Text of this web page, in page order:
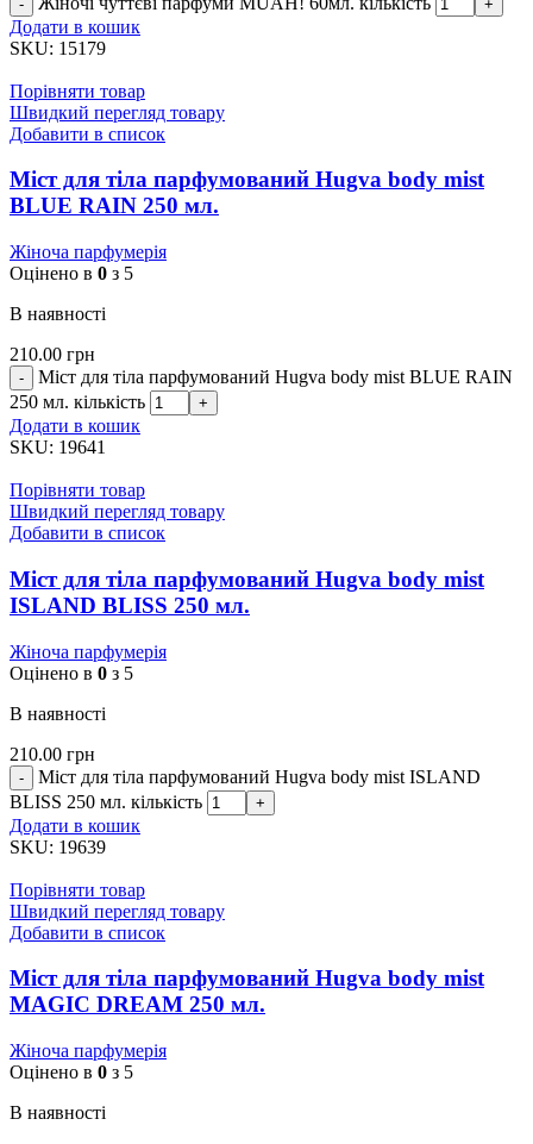
Додати в кошик
SKU: 15179
Порівняти товар
Швидкий перегляд товару
Добавити в список
Міст для тіла парфумований Hugva body mist
BLUE RAIN 250 мл.
Жіноча парфумерія
Оцінено в 0 з 5
В наявності
210.00 грн
Міст для тіла парфумований Hugva body mist BLUE RAIN
250 мл. кількість
Додати в кошик
SKU: 19641
Порівняти товар
Швидкий перегляд товару
Добавити в список
Міст для тіла парфумований Hugva body mist
ISLAND BLISS 250 мл.
Жіноча парфумерія
Оцінено в 0 з 5
В наявності
210.00 грн
Міст для тіла парфумований Hugva body mist ISLAND
BLISS 250 мл. кількість
Додати в кошик
SKU: 19639
Порівняти товар
Швидкий перегляд товару
Добавити в список
Міст для тіла парфумований Hugva body mist
MAGIC DREAM 250 мл.
Жіноча парфумерія
Оцінено в 0 з 5
В наявності